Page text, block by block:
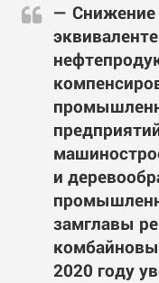
— Снижение
и
замглавы
2020 году